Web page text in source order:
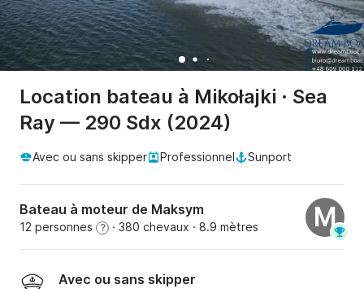
Location bateau à Mikołajki · Sea
Ray — 290 Sdx (2024)
Avec ou sans skipper Professionnel Sunport
Bateau à moteur de Maksym
12 personnes ? · 380 chevaux · 8.9 mètres M
Avec ou sans skipper